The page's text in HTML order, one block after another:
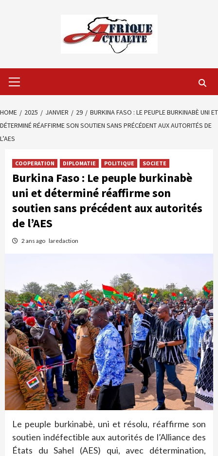
Menu
HOME 2025 JANVIER 29
BURKINA FASO : LE PEUPLE BURKINABÈ UNI ET
DÉTERMINÉ RÉAFFIRME SON SOUTIEN SANS PRÉCÉDENT AUX AUTORITÉS DE
L’AES
COOPERATION DIPLOMATIE POLITIQUE SOCIETE
Burkina Faso : Le peuple burkinabè
uni et déterminé réaffirme son
soutien sans précédent aux autorités
de l’AES
2 ans ago laredaction
Le peuple burkinabè, uni et résolu, réaffirme son
soutien indéfectible aux autorités de l’Alliance des
États du Sahel (AES) qui, avec détermination,